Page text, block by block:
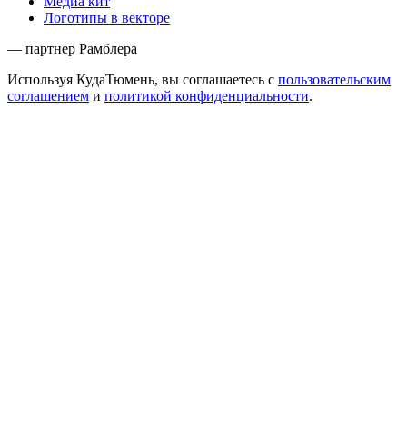
Логотипы в векторе
— партнер Рамблера
Используя КудаТюмень, вы соглашаетесь с пользовательским
соглашением и политикой конфиденциальности.